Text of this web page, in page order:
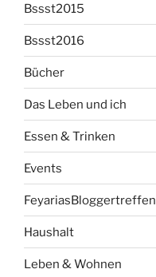
Bssst2015
Bssst2016
Bücher
Das Leben und ich
Essen & Trinken
Events
FeyariasBloggertreffen
Haushalt
Leben & Wohnen